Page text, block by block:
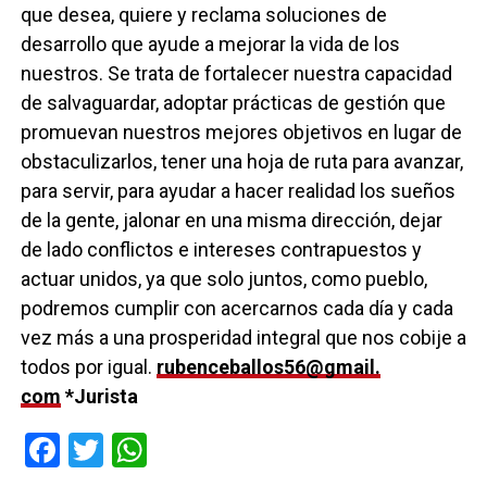
que desea, quiere y reclama soluciones de
desarrollo que ayude a mejorar la vida de los
nuestros. Se trata de fortalecer nuestra capacidad
de salvaguardar, adoptar prácticas de gestión que
promuevan nuestros mejores objetivos en lugar de
obstaculizarlos, tener una hoja de ruta para avanzar,
para servir, para ayudar a hacer realidad los sueños
de la gente, jalonar en una misma dirección, dejar
de lado conflictos e intereses contrapuestos y
actuar unidos, ya que solo juntos, como pueblo,
podremos cumplir con acercarnos cada día y cada
vez más a una prosperidad integral que nos cobije a
todos por igual. rubenceballos56@gmail.
com *Jurista
Facebook
TwitterWhatsApp